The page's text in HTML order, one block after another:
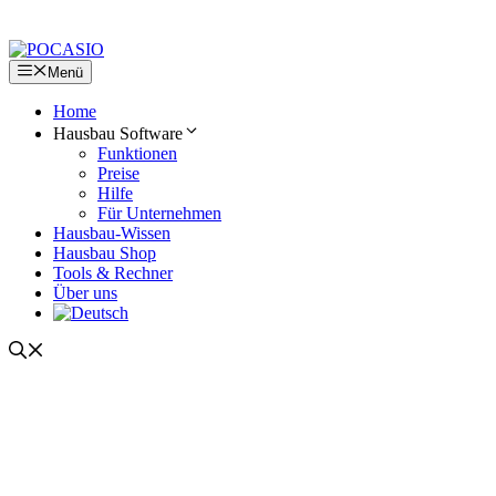
Inhalt
springen
Menü
Home
Hausbau Software
Funktionen
Preise
Hilfe
Für Unternehmen
Hausbau-Wissen
Hausbau Shop
Tools & Rechner
Über uns